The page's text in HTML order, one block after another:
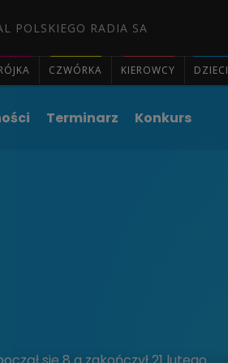
POLSKIEGO RADIA SA
CZWÓRKA KIEROWCY DZIECI
Terminarz Konkurs